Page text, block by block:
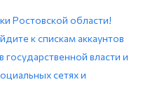
Ростовской области!
к спискам аккаунтов
государственной власти и
сетях и